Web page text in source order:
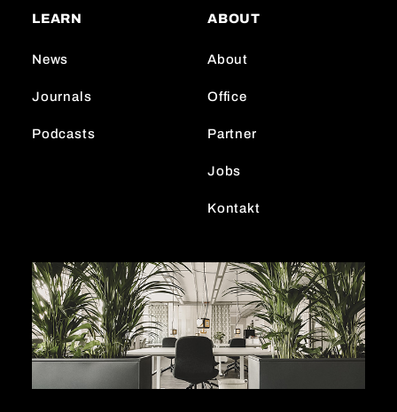
g
a
LEARN
News
Journals
Podcasts
ABOUT
About
Office
Partner
Jobs
Kontakt